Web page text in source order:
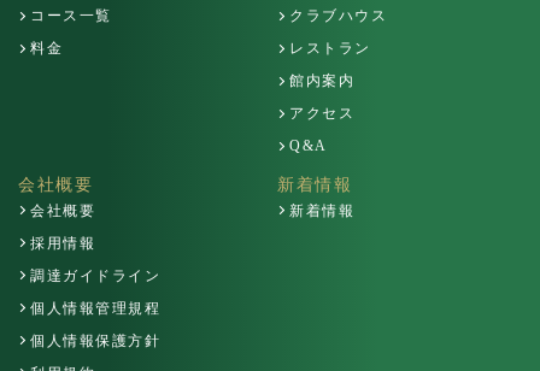
コース一覧
料金
クラブハウス
レストラン
館内案内
アクセス
Q&A
会社概要
会社概要
採用情報
調達ガイドライン
個人情報管理規程
個人情報保護方針
新着情報
新着情報